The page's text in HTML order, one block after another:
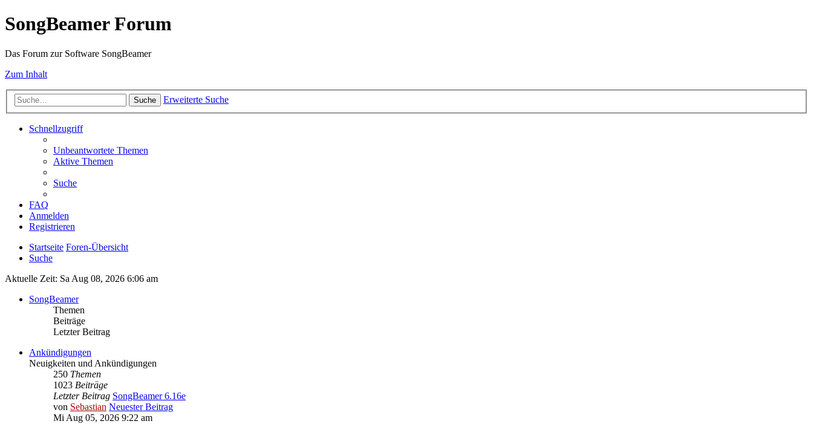
SongBeamer Forum
Das Forum zur Software SongBeamer
Zum Inhalt
Suche Erweiterte Suche
Schnellzugriff
Unbeantwortete Themen
Aktive Themen
Suche
FAQ
Anmelden
Registrieren
Startseite Foren-Übersicht
Suche
Aktuelle Zeit: Sa Aug 08, 2026 6:06 am
SongBeamer
Themen
Beiträge
Letzter Beitrag
Ankündigungen
Neuigkeiten und Ankündigungen
250 Themen
1023 Beiträge
Letzter Beitrag SongBeamer 6.16e
von Sebastian Neuester Beitrag
Mi Aug 05, 2026 9:22 am